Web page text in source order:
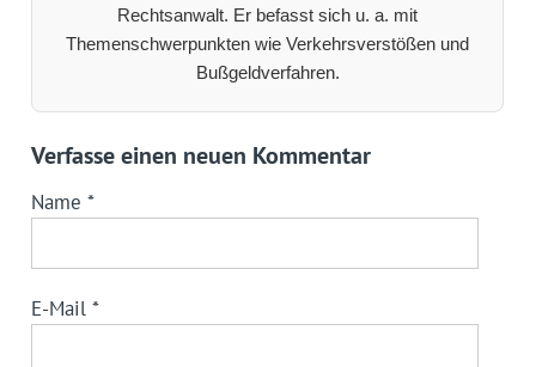
Rechtsanwalt. Er befasst sich u. a. mit
Themenschwerpunkten wie Verkehrsverstößen und
Bußgeldverfahren.
Verfasse einen neuen Kommentar
Name *
E-Mail *